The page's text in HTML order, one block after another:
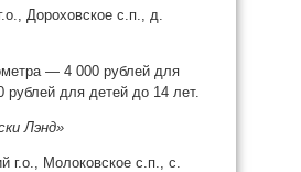
Дороховское с.п., д.
— 4 000 рублей для
рублей для детей до 14 лет.
Лэнд»
г.о., Молоковское с.п., с.